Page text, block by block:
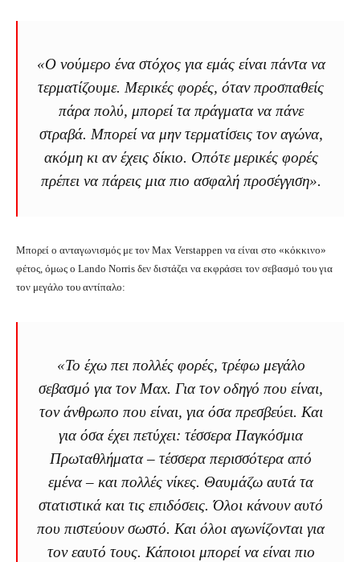
«Ο νούμερο ένα στόχος για εμάς είναι πάντα να
τερματίζουμε. Μερικές φορές, όταν προσπαθείς
πάρα πολύ, μπορεί τα πράγματα να πάνε
στραβά. Μπορεί να μην τερματίσεις τον αγώνα,
ακόμη κι αν έχεις δίκιο. Οπότε μερικές φορές
πρέπει να πάρεις μια πιο ασφαλή προσέγγιση».
Μπορεί ο ανταγωνισμός με τον Max Verstappen να είναι στο «κόκκινο»
φέτος, όμως ο Lando Norris δεν διστάζει να εκφράσει τον σεβασμό του για
τον μεγάλο του αντίπαλο:
«Το έχω πει πολλές φορές, τρέφω μεγάλο
σεβασμό για τον Μαx. Για τον οδηγό που είναι,
τον άνθρωπο που είναι, για όσα πρεσβεύει. Και
για όσα έχει πετύχει: τέσσερα Παγκόσμια
Πρωταθλήματα – τέσσερα περισσότερα από
εμένα – και πολλές νίκες. Θαυμάζω αυτά τα
στατιστικά και τις επιδόσεις. Όλοι κάνουν αυτό
που πιστεύουν σωστό. Και όλοι αγωνίζονται για
τον εαυτό τους. Κάποιοι μπορεί να είναι πιο